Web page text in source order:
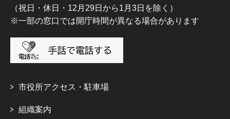
（祝日・休日・12月29日から1月3日を除く）
※一部の窓口では開庁時間が異なる場合があります
市役所アクセス・駐車場
組織案内